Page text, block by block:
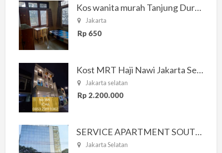
Kos wanita murah Tanjung Duren Jakarta Barat
Jakarta
Rp 650
Kost MRT Haji Nawi Jakarta Selatan
Jakarta selatan
Rp 2.200.000
SERVICE APARTMENT SOUTH RESIDENCE
Jakarta Selatan